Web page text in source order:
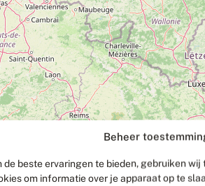
Beheer
de beste ervaringen te bieden, gebruiken
om informatie over je apparaat op te